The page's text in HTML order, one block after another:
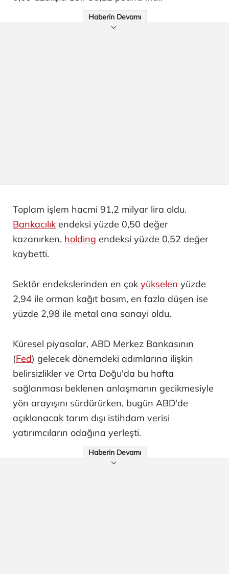
Haberin Devamı
Toplam işlem hacmi 91,2 milyar lira oldu.
Bankacılık endeksi yüzde 0,50 değer
kazanırken, holding endeksi yüzde 0,52 değer
kaybetti.
Sektör endekslerinden en çok yükselen yüzde
2,94 ile orman kağıt basım, en fazla düşen ise
yüzde 2,98 ile metal ana sanayi oldu.
Küresel piyasalar, ABD Merkez Bankasının
(Fed) gelecek dönemdeki adımlarına ilişkin
belirsizlikler ve Orta Doğu'da bu hafta
sağlanması beklenen anlaşmanın gecikmesiyle
yön arayışını sürdürürken, bugün ABD'de
açıklanacak tarım dışı istihdam verisi
yatırımcıların odağına yerleşti.
Haberin Devamı